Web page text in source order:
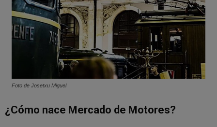
Foto de Josetxu Miguel
¿Cómo nace Mercado de Motores?